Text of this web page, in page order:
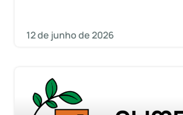
12 de junho de 2026